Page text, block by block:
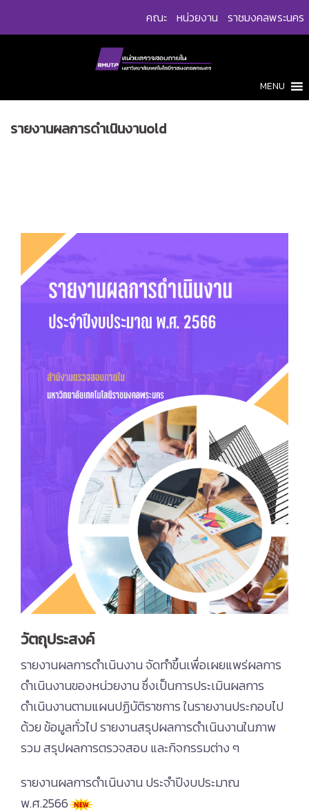
to
คณะ หน่วยงาน ราชมงคลพระนคร
MENU
รายงานผลการดำเนินงานold
วัตถุประสงค์
รายงานผลการดำเนินงาน จัดทำขึ้นเพื่อเผยแพร่ผลการ
ดำเนินงานของหน่วยงาน ซึ่งเป็นการประเมินผลการ
ดำเนินงานตามแผนปฏิบัติราชการ ในรายงานประกอบไป
ด้วย ข้อมูลทั่วไป รายงานสรุปผลการดำเนินงานในภาพ
รวม สรุปผลการตรวจสอบ และกิจกรรมต่าง ๆ
รายงานผลการดำเนินงาน ประจำปีงบประมาณ
พ.ศ.2566